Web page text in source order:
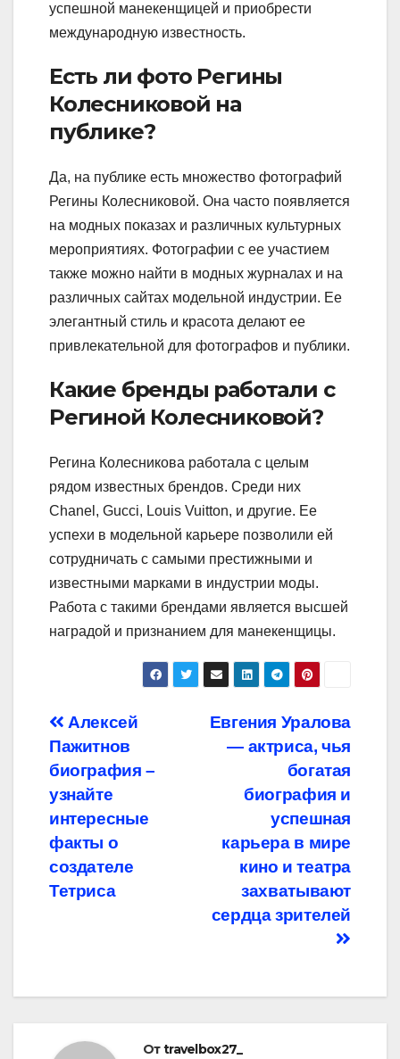
успешной манекенщицей и приобрести
международную известность.
Есть ли фото Регины
Колесниковой на
публике?
Да, на публике есть множество фотографий
Регины Колесниковой. Она часто появляется
на модных показах и различных культурных
мероприятиях. Фотографии с ее участием
также можно найти в модных журналах и на
различных сайтах модельной индустрии. Ее
элегантный стиль и красота делают ее
привлекательной для фотографов и публики.
Какие бренды работали с
Региной Колесниковой?
Регина Колесникова работала с целым
рядом известных брендов. Среди них
Chanel, Gucci, Louis Vuitton, и другие. Ее
успехи в модельной карьере позволили ей
сотрудничать с самыми престижными и
известными марками в индустрии моды.
Работа с такими брендами является высшей
наградой и признанием для манекенщицы.
Навигация
по
записям
Евгения Уралова
— актриса, чья
богатая
биография и
успешная
карьера в мире
кино и театра
захватывают
сердца зрителей
Алексей
Пажитнов
биография –
узнайте
интересные
факты о
создателе
Тетриса
Отtravelbox27_